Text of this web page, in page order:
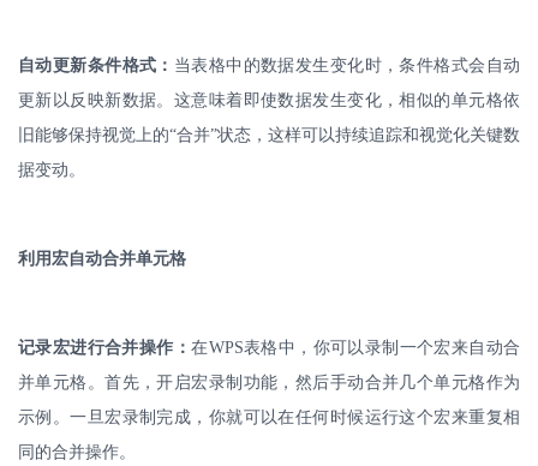
自动更新条件格式： 当表格中的数据发生变化时，条件格式会自动
更新以反映新数据。这意味着即使数据发生变化，相似的单元格依
旧能够保持视觉上的“合并”状态，这样可以持续追踪和视觉化关键数
据变动。
利用宏自动合并单元格
记录宏进行合并操作：在WPS表格中，你可以录制一个宏来自动合
并单元格。首先，开启宏录制功能，然后手动合并几个单元格作为
示例。一旦宏录制完成，你就可以在任何时候运行这个宏来重复相
同的合并操作。